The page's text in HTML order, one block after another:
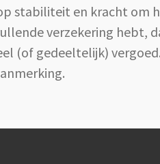
stabiliteit en kracht om
verzekering hebt,
(of gedeeltelijk)